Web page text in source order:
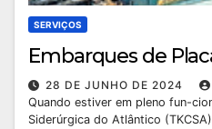
SERVIÇOS
Embarques de
28 DE JUNHO DE 2024
Quando estiver em pleno fun-
Siderúrgica do Atlântico